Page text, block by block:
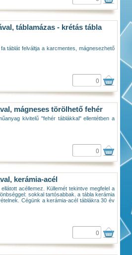
táblamázas - krétás tábla
táblát felváltja a karcmentes, mágnesezhető
mágneses törölhető fehér
kivitelű "fehér táblákkal" ellentétben a
kerámia-acél
acéllemez. Küllemét tekintve megfelel a
sokkal tartósabbak. a tábla kerámia
Cégünk a kerámia-acél táblákra 30 év